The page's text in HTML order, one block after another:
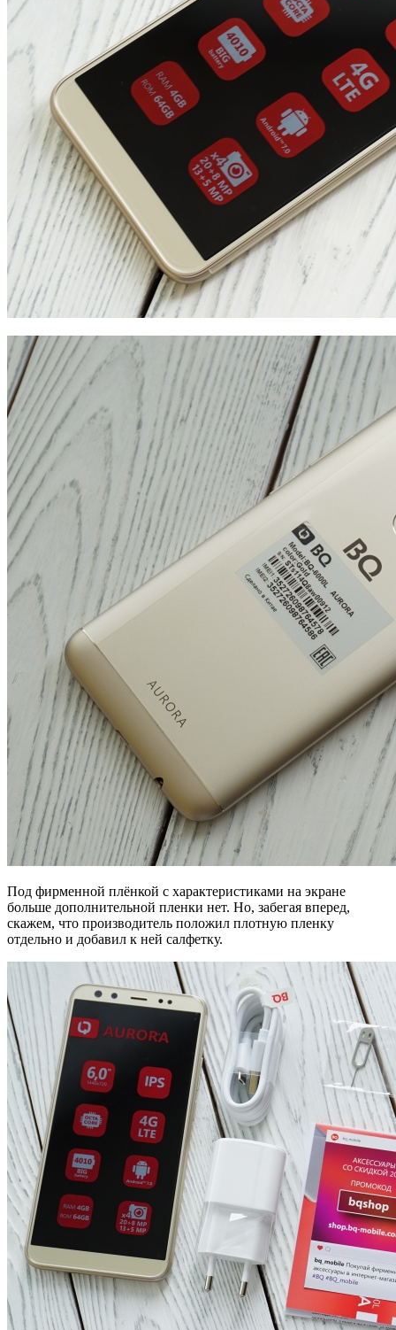
Под фирменной плёнкой с характеристиками на экране
больше дополнительной пленки нет. Но, забегая вперед,
скажем, что производитель положил плотную пленку
отдельно и добавил к ней салфетку.